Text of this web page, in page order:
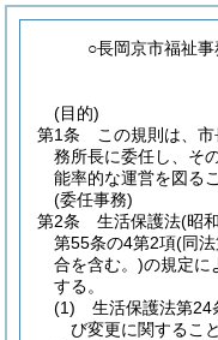
○長岡京市福祉事
(目的)
第1条
この規則は、
務所長に委任し、そ
能率的な運営を図る
(委任事務)
第2条
生活保護法(昭
第55条の4第2項(同
合を含む。)の規定に
する。
(1)
生活保護法第24
び変更に関すること